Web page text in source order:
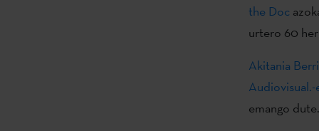
the Doc
urtero 60
Akitania
Audiovisual.-
emango dute.